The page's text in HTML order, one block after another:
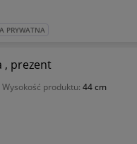
PRYWATNA
, prezent
Wysokość produktu: 44 cm